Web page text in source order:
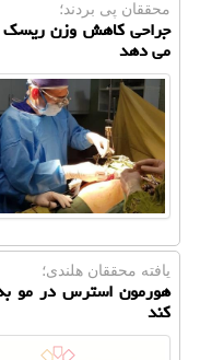
محققان پی بردند؛
جراحی کاهش وزن ریسک
می دهد
یافته محققان هلندی؛
هورمون استرس در مو
کند